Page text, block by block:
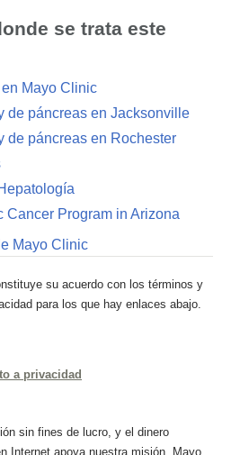
se trata este
Mayo Clinic
de páncreas en Jacksonville
de páncreas en Rochester
Cancer Program in Arizona
Mayo Clinic
su acuerdo con los términos y
para los que hay enlaces abajo.
a privacidad
sin fines de lucro, y el dinero
Internet apoya nuestra misión. Mayo